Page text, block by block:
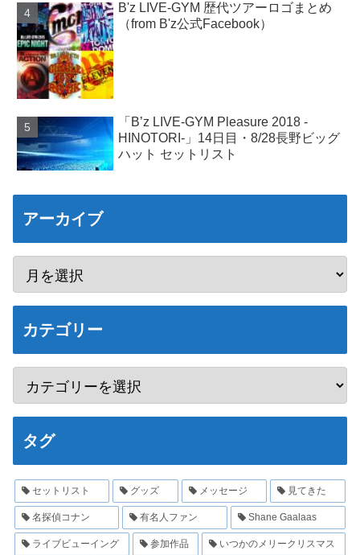
B'z LIVE-GYM 歴代ツアーロゴまとめ
（from B'z公式Facebook）
「B’z LIVE-GYM Pleasure 2018 -
HINOTORI-」14日目・8/28長野ビッグ
ハット セットリスト
アーカイブ
カテゴリー
タグ
セットリスト グッズ メッセージ 見てきた
名探偵コナン 有名人ファン Shane Gaalaas
ライブビューイング 参加作品 いつかのメリークリスマス